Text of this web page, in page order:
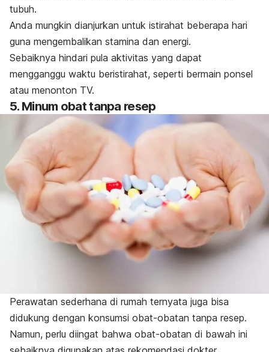
tubuh.
Anda mungkin dianjurkan untuk istirahat beberapa hari
guna mengembalikan stamina dan energi.
Sebaiknya hindari pula aktivitas yang dapat
mengganggu waktu beristirahat, seperti bermain ponsel
atau menonton TV.
5. Minum obat tanpa resep
Perawatan sederhana di rumah ternyata juga bisa
didukung dengan konsumsi obat-obatan tanpa resep.
Namun, perlu diingat bahwa obat-obatan di bawah ini